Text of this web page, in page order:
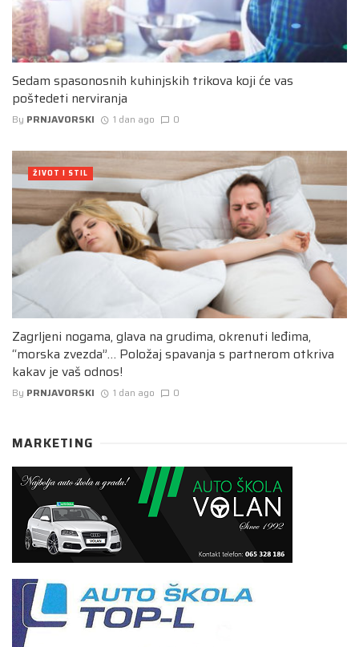
Sedam spasonosnih kuhinjskih trikova koji će vas
poštedeti nerviranja
By PRNJAVORSKI 1 dan ago 0
Zagrljeni nogama, glava na grudima, okrenuti leđima,
“morska zvezda”… Položaj spavanja s partnerom otkriva
kakav je vaš odnos!
By PRNJAVORSKI 1 dan ago 0
ŽIVOT I STIL
MARKETING